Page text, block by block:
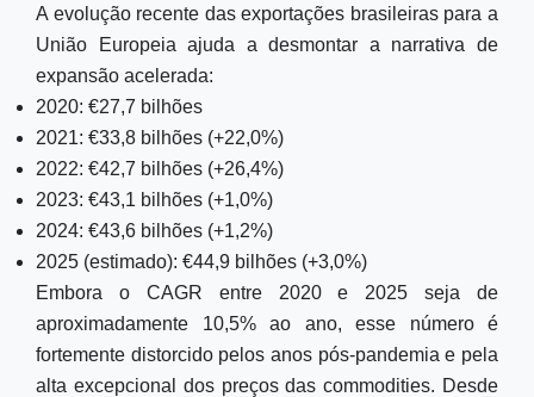
A evolução recente das exportações brasileiras para a
União Europeia ajuda a desmontar a narrativa de
expansão acelerada:
2020: €27,7 bilhões
2021: €33,8 bilhões (+22,0%)
2022: €42,7 bilhões (+26,4%)
2023: €43,1 bilhões (+1,0%)
2024: €43,6 bilhões (+1,2%)
2025 (estimado): €44,9 bilhões (+3,0%)
Embora o CAGR entre 2020 e 2025 seja de
aproximadamente 10,5% ao ano, esse número é
fortemente distorcido pelos anos pós-pandemia e pela
alta excepcional dos preços das commodities. Desde